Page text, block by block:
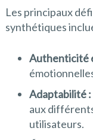
Les principaux
synthétiques
Authenticité
Adaptabilité :
aux
utilisateurs.